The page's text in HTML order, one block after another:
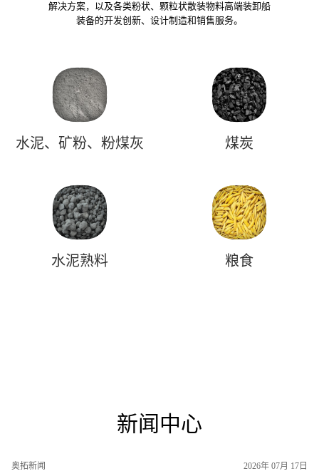
解决方案，以及各类粉状、颗粒状散装物料高端装卸船
装备的开发创新、设计制造和销售服务。
水泥、矿粉、粉煤灰 煤炭
水泥熟料 粮食
新闻中心
奥拓新闻 2026年 07月 17日